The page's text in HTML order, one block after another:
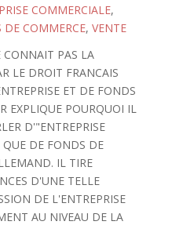
COMMERCIALE,
DE COMMERCE, VENTE
PAS LA
LE DROIT FRANCAIS
ET DE FONDS
EXPLIQUE POURQUOI IL
D'"ENTREPRISE
DE FONDS DE
IL TIRE
D'UNE TELLE
DE L'ENTREPRISE
AU NIVEAU DE LA